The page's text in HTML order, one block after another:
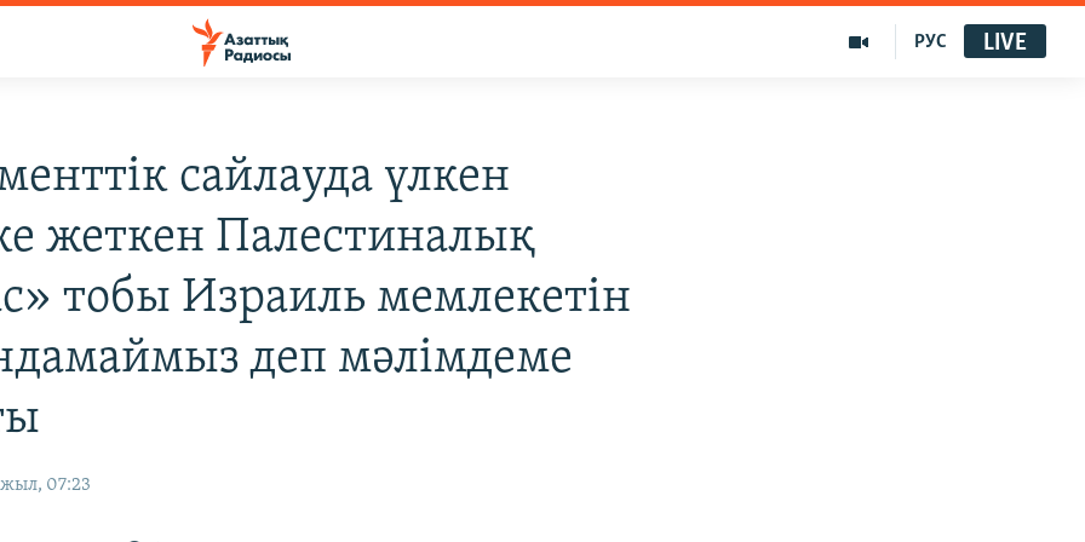
РУС LIVE
сайлауда үлкен
жеткен Палестиналық
тобы Израиль мемлекетін
деп мәлімдеме
07:23